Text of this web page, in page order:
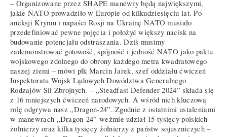
– Organizowane przez SHAPE manewry będą największymi,
jakie NATO prowadziło w Europie od kilkudziesięciu lat. Po
aneksji Krymu i napaści Rosji na Ukrainę NATO musiało
przedefiniować pewne pojęcia i położyć większy nacisk na
budowanie potencjału odstraszania. Dziś musimy
zademonstrować gotowość, spójność i jedność NATO jako paktu
wojskowego zdolnego do obrony każdego metra kwadratowego
naszej ziemi – mówi płk Marcin Jarek, szef oddziału ćwiczeń
Inspektoratu Wojsk Lądowych Dowództwa Generalnego
Rodzajów Sił Zbrojnych. – „Steadfast Defender 2024” składa się
z 16 mniejszych ćwiczeń narodowych. A wśród nich kluczową
rolę odgrywa nasz „Dragon-24”. Zgodnie z ostatnimi ustaleniami
w manewrach „Dragon-24” weźmie udział 15 tysięcy polskich
żołnierzy oraz kilka tysięcy żołnierzy z państw sojuszniczych –